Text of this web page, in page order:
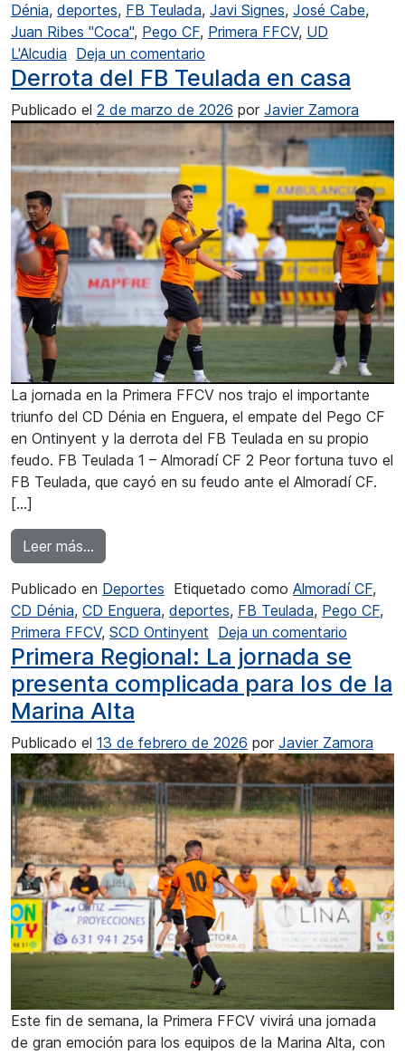
Dénia, deportes, FB Teulada, Javi Signes, José Cabe,
Juan Ribes "Coca", Pego CF, Primera FFCV, UD
L'Alcudia Deja un comentario
Derrota del FB Teulada en casa
Publicado el 2 de marzo de 2026 por Javier Zamora
La jornada en la Primera FFCV nos trajo el importante
triunfo del CD Dénia en Enguera, el empate del Pego CF
en Ontinyent y la derrota del FB Teulada en su propio
feudo. FB Teulada 1 – Almoradí CF 2 Peor fortuna tuvo el
FB Teulada, que cayó en su feudo ante el Almoradí CF.
[…]
Leer más…
Publicado en Deportes Etiquetado como Almoradí CF,
CD Dénia, CD Enguera, deportes, FB Teulada, Pego CF,
Primera FFCV, SCD Ontinyent Deja un comentario
Primera Regional: La jornada se
presenta complicada para los de la
Marina Alta
Publicado el 13 de febrero de 2026 por Javier Zamora
Este fin de semana, la Primera FFCV vivirá una jornada
de gran emoción para los equipos de la Marina Alta, con